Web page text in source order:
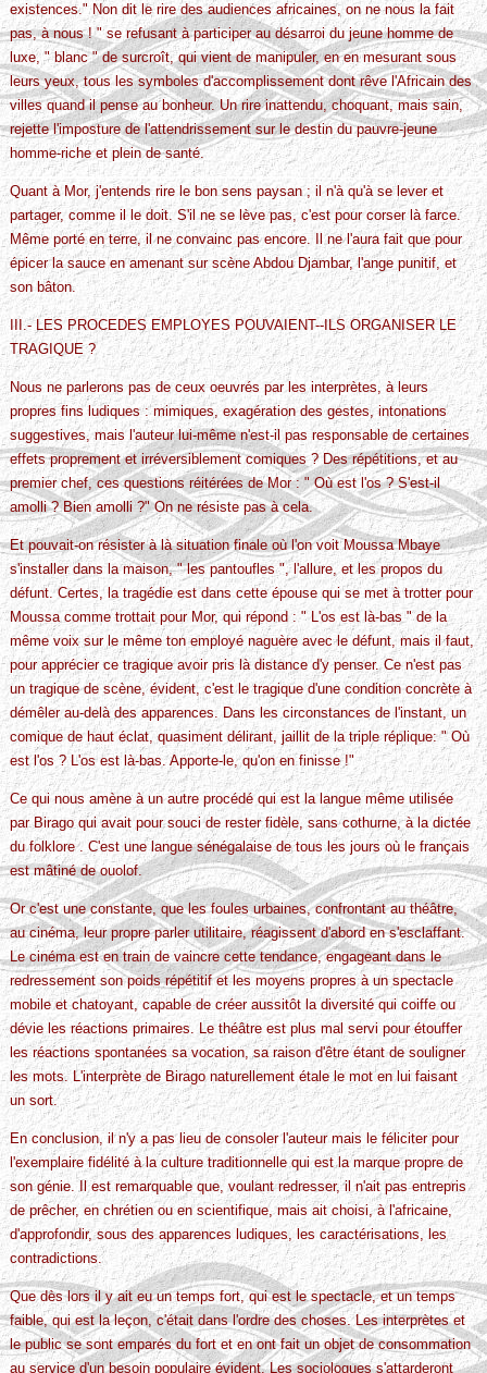
existences." Non dit le rire des audiences africaines, on ne nous la fait
pas, à nous ! " se refusant à participer au désarroi du jeune homme de
luxe, " blanc " de surcroît, qui vient de manipuler, en en mesurant sous
leurs yeux, tous les symboles d'accomplissement dont rêve l'Africain des
villes quand il pense au bonheur. Un rire inattendu, choquant, mais sain,
rejette l'imposture de l'attendrissement sur le destin du pauvre-jeune
homme-riche et plein de santé.
Quant à Mor, j'entends rire le bon sens paysan ; il n'à qu'à se lever et
partager, comme il le doit. S'il ne se lève pas, c'est pour corser là farce.
Même porté en terre, il ne convainc pas encore. Il ne l'aura fait que pour
épicer la sauce en amenant sur scène Abdou Djambar, l'ange punitif, et
son bâton.
III.- LES PROCEDES EMPLOYES POUVAIENT--ILS ORGANISER LE
TRAGIQUE ?
Nous ne parlerons pas de ceux oeuvrés par les interprètes, à leurs
propres fins ludiques : mimiques, exagération des gestes, intonations
suggestives, mais l'auteur lui-même n'est-il pas responsable de certaines
effets proprement et irréversiblement comiques ? Des répétitions, et au
premier chef, ces questions réitérées de Mor : " Où est l'os ? S'est-il
amolli ? Bien amolli ?" On ne résiste pas à cela.
Et pouvait-on résister à là situation finale où l'on voit Moussa Mbaye
s'installer dans la maison, " les pantoufles ", l'allure, et les propos du
défunt. Certes, la tragédie est dans cette épouse qui se met à trotter pour
Moussa comme trottait pour Mor, qui répond : " L'os est là-bas " de la
même voix sur le même ton employé naguère avec le défunt, mais il faut,
pour apprécier ce tragique avoir pris là distance d'y penser. Ce n'est pas
un tragique de scène, évident, c'est le tragique d'une condition concrète à
démêler au-delà des apparences. Dans les circonstances de l'instant, un
comique de haut éclat, quasiment délirant, jaillit de la triple réplique: " Où
est l'os ? L'os est là-bas. Apporte-le, qu'on en finisse !"
Ce qui nous amène à un autre procédé qui est la langue même utilisée
par Birago qui avait pour souci de rester fidèle, sans cothurne, à la dictée
du folklore . C'est une langue sénégalaise de tous les jours où le français
est mâtiné de ouolof.
Or c'est une constante, que les foules urbaines, confrontant au théâtre,
au cinéma, leur propre parler utilitaire, réagissent d'abord en s'esclaffant.
Le cinéma est en train de vaincre cette tendance, engageant dans le
redressement son poids répétitif et les moyens propres à un spectacle
mobile et chatoyant, capable de créer aussitôt la diversité qui coiffe ou
dévie les réactions primaires. Le théâtre est plus mal servi pour étouffer
les réactions spontanées sa vocation, sa raison d'être étant de souligner
les mots. L'interprète de Birago naturellement étale le mot en lui faisant
un sort.
En conclusion, il n'y a pas lieu de consoler l'auteur mais le féliciter pour
l'exemplaire fidélité à la culture traditionnelle qui est la marque propre de
son génie. Il est remarquable que, voulant redresser, il n'ait pas entrepris
de prêcher, en chrétien ou en scientifique, mais ait choisi, à l'africaine,
d'approfondir, sous des apparences ludiques, les caractérisations, les
contradictions.
Que dès lors il y ait eu un temps fort, qui est le spectacle, et un temps
faible, qui est la leçon, c'était dans l'ordre des choses. Les interprètes et
le public se sont emparés du fort et en ont fait un objet de consommation
au service d'un besoin populaire évident. Les sociologues s'attarderont